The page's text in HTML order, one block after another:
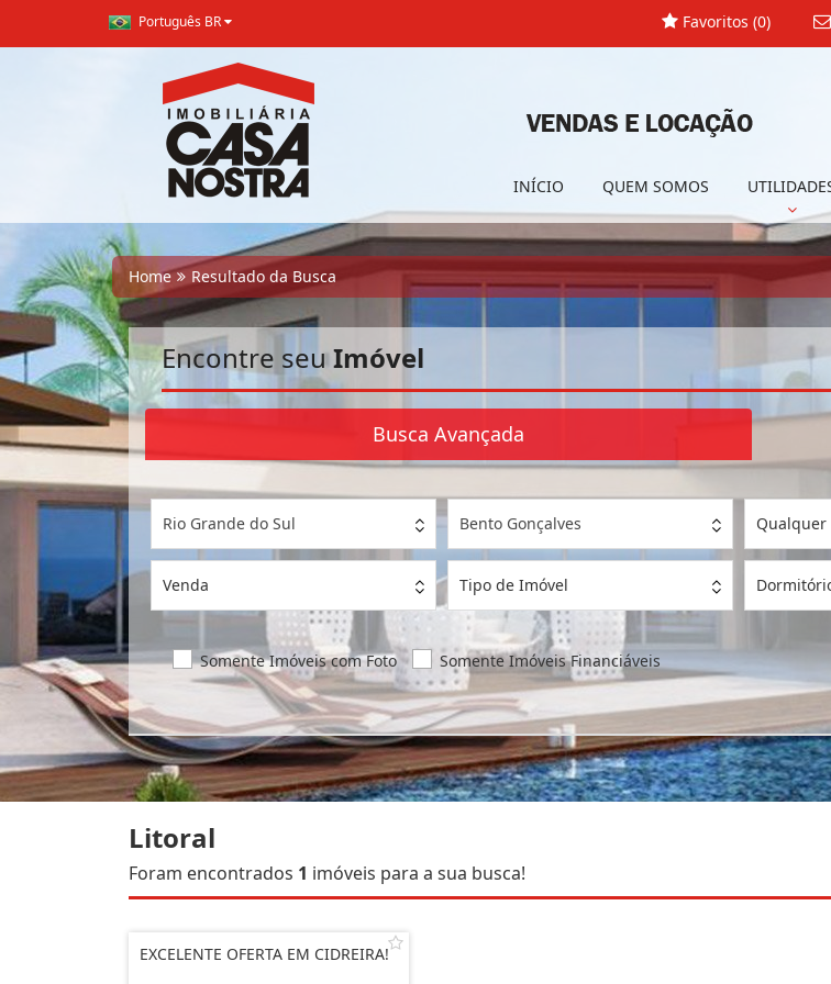
Português BR Favoritos (0)
INÍCIO QUEM SOMOS
Home Resultado da Busca
Encontre seuImóvel
Busca Avançada
Rio Grande do Sul Bento Gonçalves
Venda Tipo de Imóvel
Somente Imóveis com Foto Somente Imóveis Financiáveis
Litoral
Foram encontrados 1 imóveis para a sua busca!
EXCELENTE OFERTA EM CIDREIRA!